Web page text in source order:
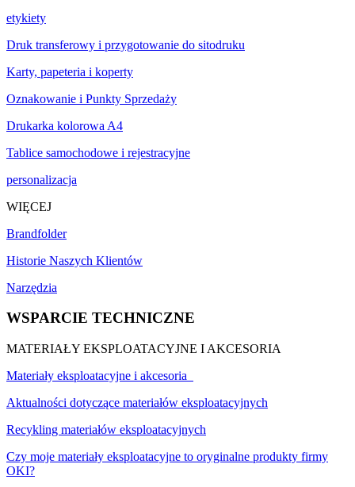
etykiety
Druk transferowy i przygotowanie do sitodruku
Karty, papeteria i koperty
Oznakowanie i Punkty Sprzedaży
Drukarka kolorowa A4
Tablice samochodowe i rejestracyjne
personalizacja
WIĘCEJ
Brandfolder
Historie Naszych Klientów
Narzędzia
WSPARCIE TECHNICZNE
MATERIAŁY EKSPLOATACYJNE I AKCESORIA
Materiały eksploatacyjne i akcesoria
Aktualności dotyczące materiałów eksploatacyjnych
Recykling materiałów eksploatacyjnych
Czy moje materiały eksploatacyjne to oryginalne produkty firmy
OKI?